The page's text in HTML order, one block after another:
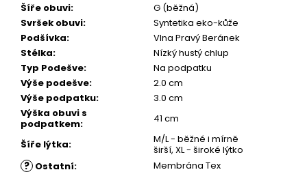
Šíře obuvi:
G (běžná)
Svršek obuvi:
Syntetika eko-kůže
Podšívka:
Vlna Pravý Beránek
Stélka:
Nízký hustý chlup
Typ Podešve:
Na podpatku
Výše podešve:
2.0 cm
Výše podpatku:
3.0 cm
Výška obuvi s
podpatkem:
41 cm
Šíře lýtka:
M/L - běžné i mírně
širší, XL - široké lýtko
? Ostatní: Membrána Tex